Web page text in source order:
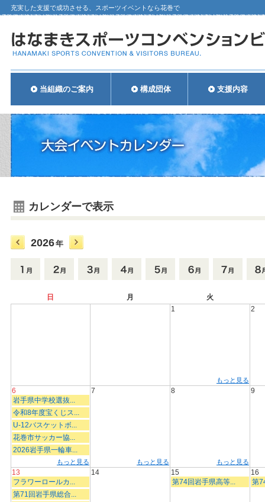
充実した支援で成功させる、スポーツイベントなら花巻で
当組織のご案内 構成団体 支援内容
カレンダーで表示
2026年
日 月
火
1
もっと見る
2
6
岩手県中学校選抜...
令和8年度宝くじス...
U-12バスケットボ...
花巻市サッカー協...
2026岩手県一輪車...
もっと見る
7
もっと見る
8
もっと見る
9
13
フラワーロールカ...
第71回岩手県総合...
14
15
第74回岩手県高等...
16
第